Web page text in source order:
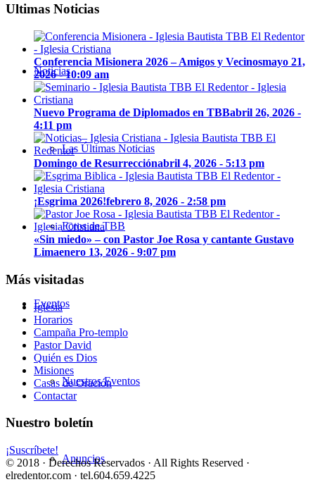
Noticias
Las Últimas Noticias
Fotos de TBB
Eventos
Nuestros Eventos
Anuncios
Ultimas Noticias
Conferencia Misionera 2026 – Amigos y Vecinosmayo 21,
2026 - 10:09 am
Nuevo Programa de Diplomados en TBBabril 26, 2026 -
4:11 pm
Domingo de Resurrecciónabril 4, 2026 - 5:13 pm
¡Esgrima 2026!febrero 8, 2026 - 2:58 pm
«Sin miedo» – con Pastor Joe Rosa y cantante Gustavo
Limaenero 13, 2026 - 9:07 pm
Más visitadas
Iglesia
Horarios
Campaña Pro-templo
Pastor David
Quién es Dios
Misiones
Casas de Oración
Contactar
Nuestro boletín
¡Suscríbete!
© 2018 · Derechos Reservados · All Rights Reserved ·
elredentor.com · tel.604.659.4225